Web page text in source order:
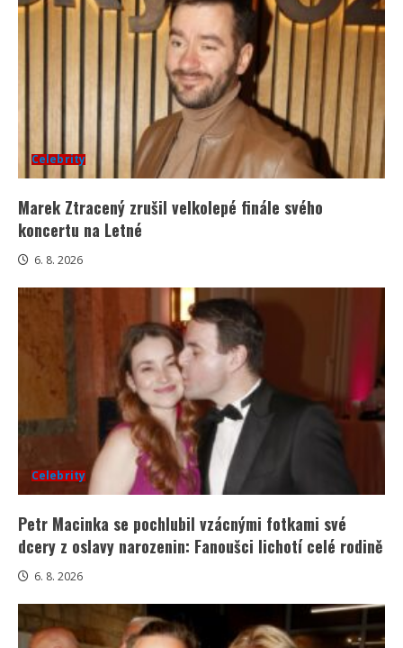
Celebrity
Marek Ztracený zrušil velkolepé finále svého
koncertu na Letné
6. 8. 2026
Celebrity
Petr Macinka se pochlubil vzácnými fotkami své
dcery z oslavy narozenin: Fanoušci lichotí celé rodině
6. 8. 2026